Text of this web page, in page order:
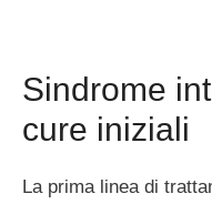
Sindrome
cure iniziali
La prima linea di